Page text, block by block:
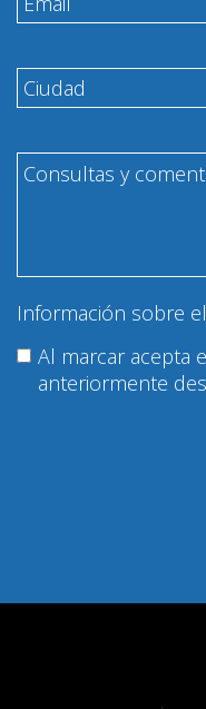
Información sobre el
Al marcar acepta
anteriormente